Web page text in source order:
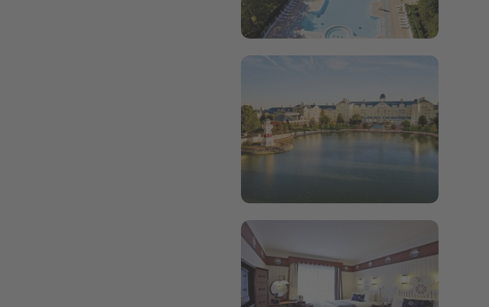
Bildergalerie öffnen
Bildergalerie öffnen